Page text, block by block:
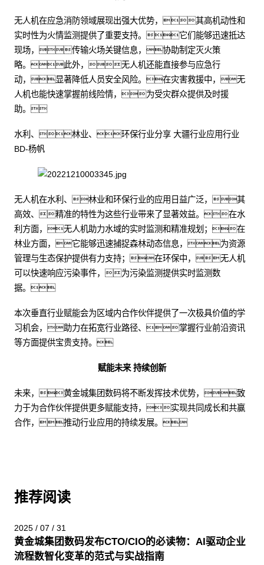
无人机在应急消防领域展现出强大优势，其高机动性和
实时性为火情监测提供了重要支持。它们能够迅速抵达
现场，传输火场关键信息，协助制定灭火策
略。此外，无人机还能直接参与应急行
动，显著降低人员安全风险。在灾害救援中，无
人机也能快速掌握前线险情，为受灾群众提供及时援
助。
水利、林业、环保行业分享 大疆行业应用行业
BD-杨帆
无人机在水利、林业和环保行业的应用日益广泛，其
高效、精准的特性为这些行业带来了显著效益。在水
利方面，无人机助力水域的实时监测和精准规划；在
林业方面，它能够迅速捕捉森林动态信息，为资源
管理与生态保护提供有力支持；在环保中，无人机
可以快速响应污染事件，为污染监测提供实时监测数
据。
本次垂直行业赋能会为区域内合作伙伴提供了一次极具价值的学
习机会，助力在拓宽行业路径、掌握行业前沿资讯
等方面提供宝贵支持。
赋能未来 持续创新
未来，黄金城集团数码将不断发挥技术优势，致
力于为合作伙伴提供更多赋能支持，实现共同成长和共赢
合作，推动行业应用的持续发展。
推荐阅读
2025 / 07 / 31
黄金城集团数码发布CTO/CIO的必读物：AI驱动企业
流程数智化变革的范式与实战指南